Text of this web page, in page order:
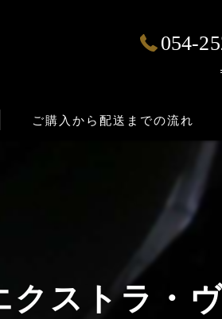
054-
ご購入から配送までの流れ
ストラ・